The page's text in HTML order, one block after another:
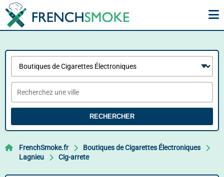
RECHERCHER
FrenchSmoke.fr
Boutiques de Cigarettes Électroniques
Lagnieu
Cig-arrete